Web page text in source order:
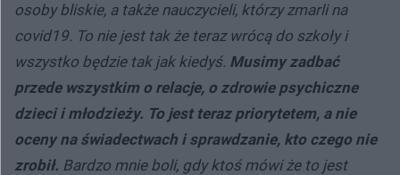
osoby bliskie, a także nauczycieli, którzy zmarli na
covid19. To nie jest tak że teraz wrócą do szkoły i
wszystko będzie tak jak kiedyś. Musimy zadbać
przede wszystkim o relacje, o zdrowie psychiczne
dzieci i młodzieży. To jest teraz priorytetem, a nie
oceny na świadectwach i sprawdzanie, kto czego nie
zrobił. Bardzo mnie boli, gdy ktoś mówi że to jest